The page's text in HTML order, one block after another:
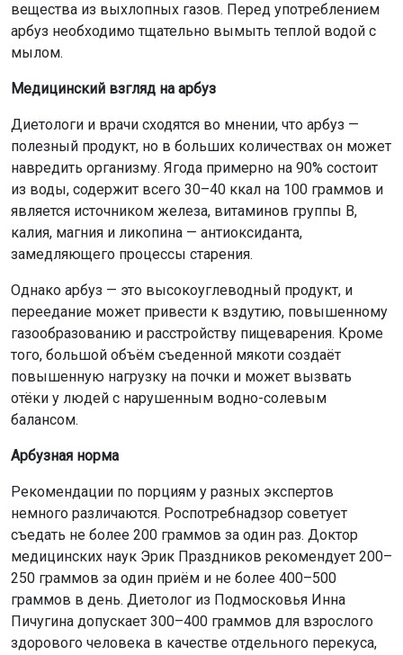
вещества из выхлопных газов. Перед употреблением
арбуз необходимо тщательно вымыть теплой водой с
мылом.
Медицинский взгляд на арбуз
Диетологи и врачи сходятся во мнении, что арбуз —
полезный продукт, но в больших количествах он может
навредить организму. Ягода примерно на 90% состоит
из воды, содержит всего 30–40 ккал на 100 граммов и
является источником железа, витаминов группы В,
калия, магния и ликопина — антиоксиданта,
замедляющего процессы старения.
Однако арбуз — это высокоуглеводный продукт, и
переедание может привести к вздутию, повышенному
газообразованию и расстройству пищеварения. Кроме
того, большой объём съеденной мякоти создаёт
повышенную нагрузку на почки и может вызвать
отёки у людей с нарушенным водно-солевым
балансом.
Арбузная норма
Рекомендации по порциям у разных экспертов
немного различаются. Роспотребнадзор советует
съедать не более 200 граммов за один раз. Доктор
медицинских наук Эрик Праздников рекомендует 200–
250 граммов за один приём и не более 400–500
граммов в день. Диетолог из Подмосковья Инна
Пичугина допускает 300–400 граммов для взрослого
здорового человека в качестве отдельного перекуса,